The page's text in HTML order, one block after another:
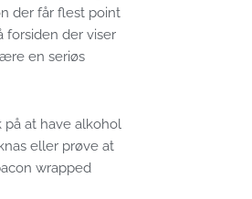
der får flest point
forsiden der viser
en seriøs
at have alkohol
eller prøve at
wrapped